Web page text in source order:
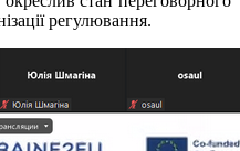
регулювання.